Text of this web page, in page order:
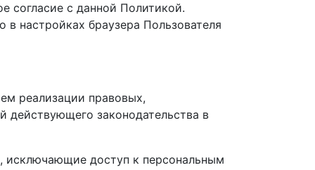
согласие с данной Политикой.
настройках браузера Пользователя
реализации правовых,
действующего законодательства в
исключающие доступ к персональным